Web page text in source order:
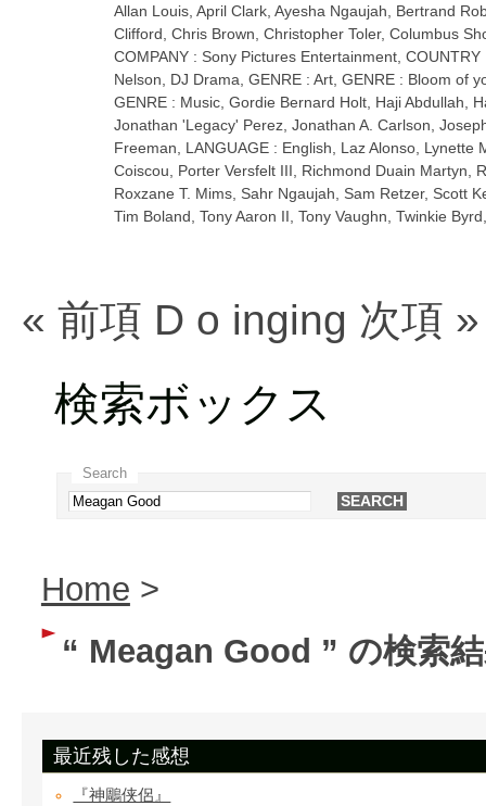
Allan Louis ,April Clark ,Ayesha Ngaujah
Bertrand
Clifford ,Chris Brown ,Christopher Toler,Columbus
COMPANY : Sony Pictures Entertainment ,COUNTRY
Nelson
DJ Drama ,GENRE : Art ,GENRE : Bloom of
GENRE : Music ,Gordie Bernard Holt Haji Abdullah
Jonathan 'Legacy' Perez ,Jonathan A. Carlson ,
Freeman
LANGUAGE : English Laz Alonso Lynette
Coiscou
Porter Versfelt III Richmond Duain Martyn
Roxzane T. Mims Sahr Ngaujah Sam Retzer, Scott
Tim Boland ,Tony Aaron II ,Tony Vaughn ,Twinkie Byrd
« 前項 D o inging 次項 »
検索ボックス
Search
Home >
“ Meagan Good ” の検索
最近残した感想
『神鵰侠侶』